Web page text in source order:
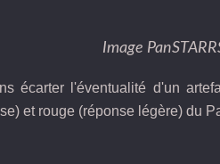
Image
écarter l'éventualité d'un
et rouge (réponse légère) du